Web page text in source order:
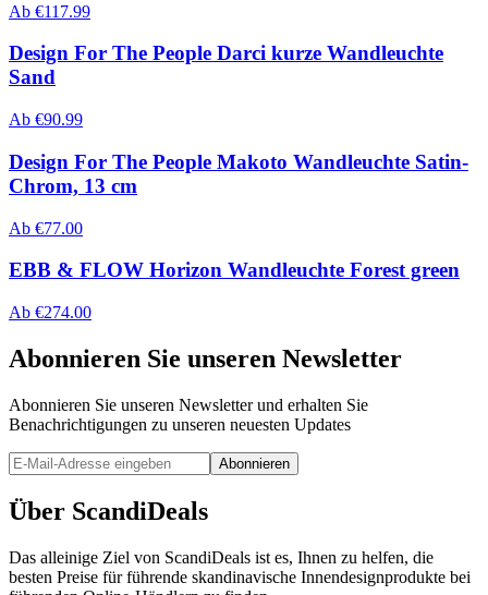
Ab €117.99
Design For The People Darci kurze Wandleuchte
Sand
Ab €90.99
Design For The People Makoto Wandleuchte Satin-
Chrom, 13 cm
Ab €77.00
EBB & FLOW Horizon Wandleuchte Forest green
Ab €274.00
Abonnieren Sie unseren Newsletter
Abonnieren Sie unseren Newsletter und erhalten Sie
Benachrichtigungen zu unseren neuesten Updates
Abonnieren
Über ScandiDeals
Das alleinige Ziel von ScandiDeals ist es, Ihnen zu helfen, die
besten Preise für führende skandinavische Innendesignprodukte bei